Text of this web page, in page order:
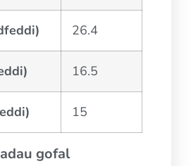
26.4
16.5
15
gofal